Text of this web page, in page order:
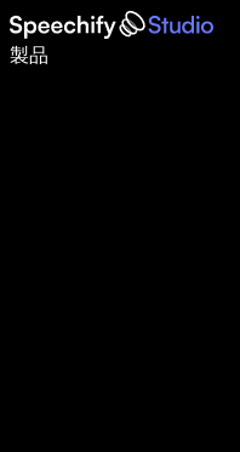
製品
音声入力で5倍速く書ける